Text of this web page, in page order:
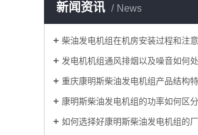
新闻资讯 News
柴油发电机组在机房安装过程和注意的问题
发电机机组通风排烟以及噪音如何
重庆康明斯柴油发电机组产品结构
康明斯柴油发电机组的功率如何区分
如何选择好康明斯柴油发电机组的